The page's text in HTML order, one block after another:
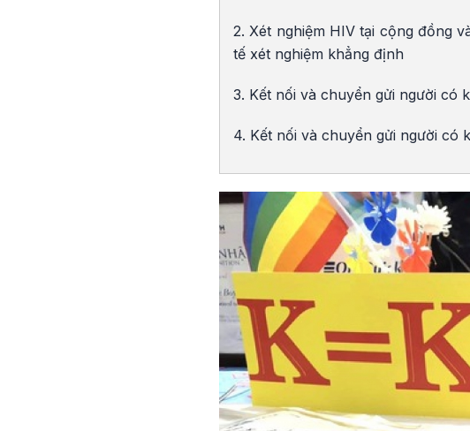
2. Xét nghiệm HIV tại cộng đồng
tế xét nghiệm khẳng định
3. Kết nối và chuyển gửi người có
4. Kết nối và chuyển gửi người có